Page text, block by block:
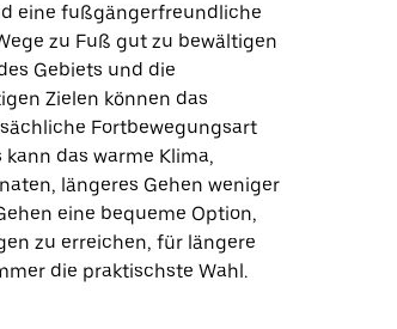
eine fußgängerfreundliche
zu Fuß gut zu bewältigen
Gebiets und die
Zielen können das
Fortbewegungsart
das warme Klima,
längeres Gehen weniger
eine bequeme Option,
zu erreichen, für längere
die praktischste Wahl.